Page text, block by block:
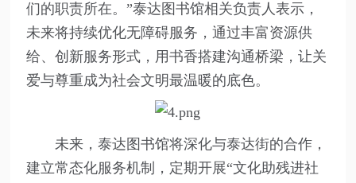
们的职责所在。”泰达图书馆相关负责人表示，
未来将持续优化无障碍服务，通过丰富资源供
给、创新服务形式，用书香搭建沟通桥梁，让关
爱与尊重成为社会文明最温暖的底色。
未来，泰达图书馆将深化与泰达街的合作，
建立常态化服务机制，定期开展“文化助残进社